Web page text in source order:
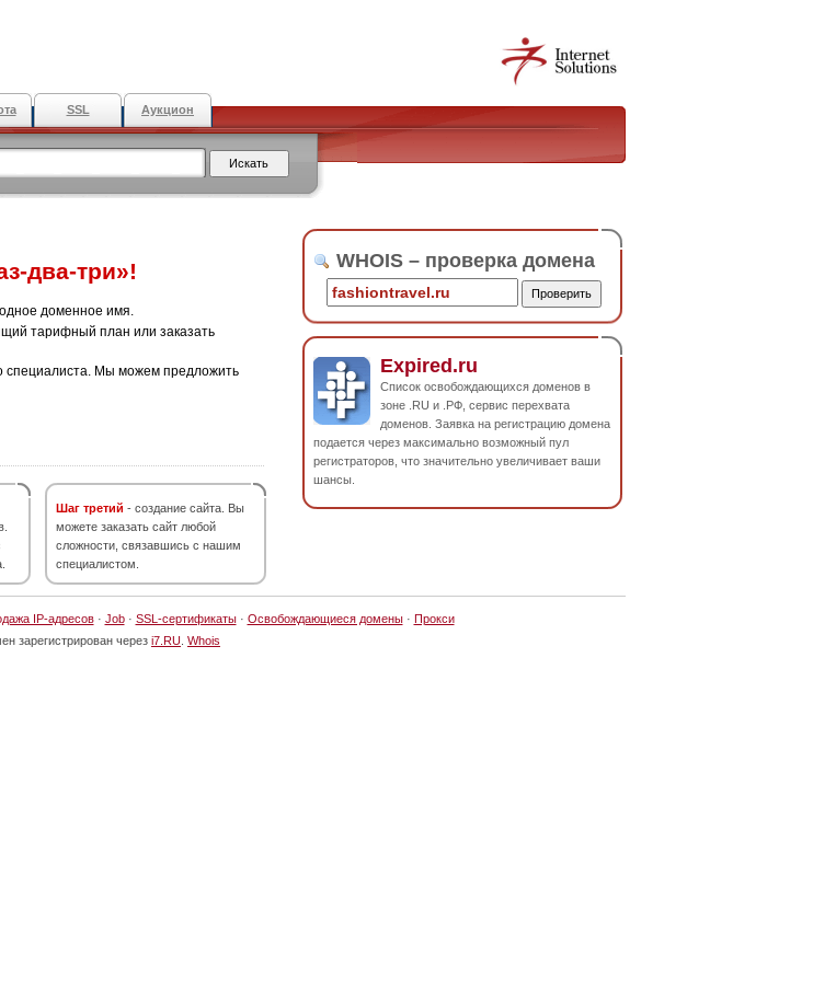
SSL Аукцион
два-три»!
доменное имя.
тарифный план или заказать
специалиста. Мы можем предложить
Шаг третий - создание сайта. Вы
можете заказать сайт любой
сложности, связавшись с нашим
специалистом.
WHOIS – проверка домена
Expired.ru
Список освобождающихся доменов в
зоне .RU и .РФ, сервис перехвата
доменов. Заявка на регистрацию домена
подается через максимально возможный пул
регистраторов, что значительно увеличивает ваши
шансы.
IP-адресов· Job· SSL-сертификаты· Освобождающиеся домены· Прокси
зарегистрирован через i7.RU Whois